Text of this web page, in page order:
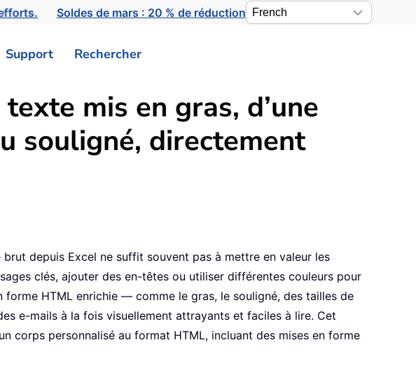
Soldes de mars : 20 % de réduction
Support Rechercher
mis en gras, d’une
souligné, directement
depuis Excel ne suffit souvent pas à mettre en valeur les
clés, ajouter des en-têtes ou utiliser différentes couleurs pour
HTML enrichie — comme le gras, le souligné, des tailles de
e-mails à la fois visuellement attrayants et faciles à lire. Cet
corps personnalisé au format HTML, incluant des mises en forme